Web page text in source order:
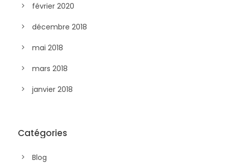
février 2020
décembre 2018
mai 2018
mars 2018
janvier 2018
Catégories
Blog